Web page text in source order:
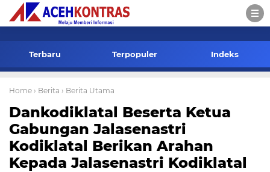
Terbaru Terpopuler Indeks
Home › Berita › Berita Utama
Dankodiklatal Beserta Ketua
Gabungan Jalasenastri
Kodiklatal Berikan Arahan
Kepada Jalasenastri Kodiklatal